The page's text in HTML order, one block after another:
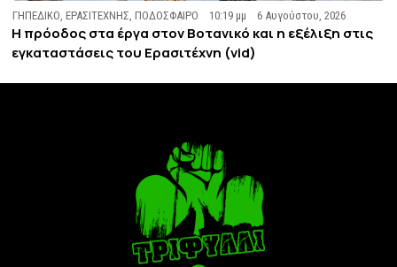
ΓΗΠΕΔΙΚΟ ,ΕΡΑΣΙΤΕΧΝΗΣ ,ΠΟΔΟΣΦΑΙΡΟ 10:19 μμ 6 Αυγούστου, 2026
Η πρόοδος στα έργα στον Βοτανικό και η εξέλιξη στις
εγκαταστάσεις του Ερασιτέχνη (vid)